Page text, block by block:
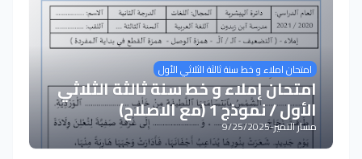
امتحان املاء و خط سنة ثالثة الثلاثي الأول
امتحان إملاء و خط سنة ثالثة الثلاثي
الأول / نموذج 1 (مع الاصلاح)
مسار التميز-
9/25/2025